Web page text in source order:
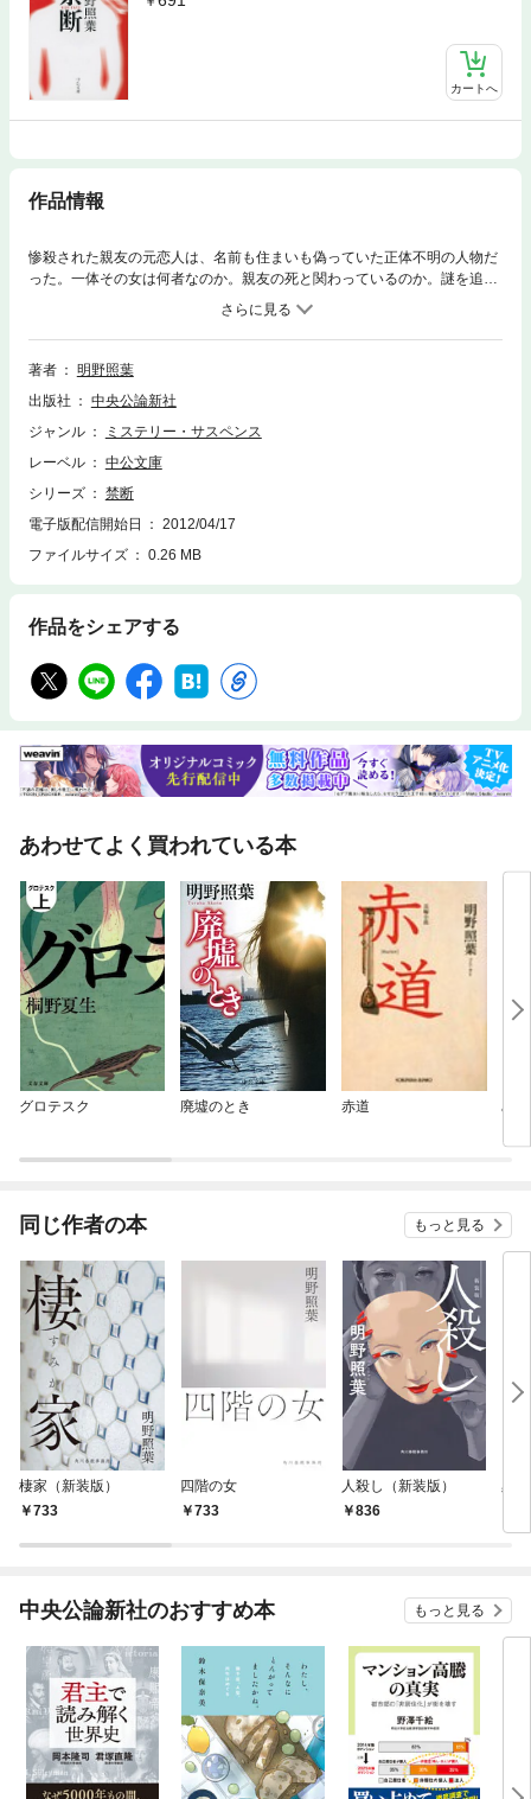
カートへ
作品情報
惨殺された親友の元恋人は、名前も住まいも偽っていた正体不明の人物だ
った。一体その女は何者なのか。親友の死と関わっているのか。謎を追う
うち、邦彦はいつしか女に惹かれていく。その危険な愛の先にあるもの
は……！？ 渾身の長篇サスペンス。
著者
明野照葉
出版社
中央公論新社
ジャンル
ミステリー・サスペンス
レーベル
中公文庫
シリーズ
禁断
電子版配信開始日
2012/04/17
ファイルサイズ
0.26 MB
作品をシェアする
あわせてよく買われている本
グロテスク 廃墟のとき 赤道 み
同じ作者の本 もっと見る
棲家（新装版）
733
四階の女
733
人殺し（新装版）
836
黒
中央公論新社のおすすめ本 もっと見る